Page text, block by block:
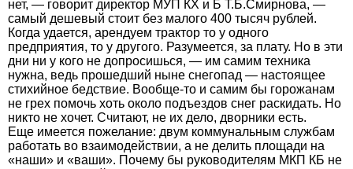
нет, — говорит директор МУП КХ и Б Т.Б.Смирнова, —
самый дешевый стоит без малого 400 тысяч рублей.
Когда удается, арендуем трактор то у одного
предприятия, то у другого. Разумеется, за плату. Но в эти
дни ни у кого не допросишься, — им самим техника
нужна, ведь прошедший ныне снегопад — настоящее
стихийное бедствие. Вообще-то и самим бы горожанам
не грех помочь хоть около подъездов снег раскидать. Но
никто не хочет. Считают, не их дело, дворники есть.
Еще имеется пожелание: двум коммунальным службам
работать во взаимодействии, а не делить площади на
«наши» и «ваши». Почему бы руководителям МКП КБ не